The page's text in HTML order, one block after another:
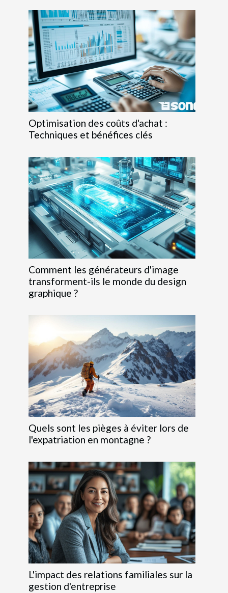
Optimisation des coûts d'achat :
Techniques et bénéfices clés
Comment les générateurs d'image
transforment-ils le monde du design
graphique ?
Quels sont les pièges à éviter lors de
l'expatriation en montagne ?
L'impact des relations familiales sur la
gestion d'entreprise